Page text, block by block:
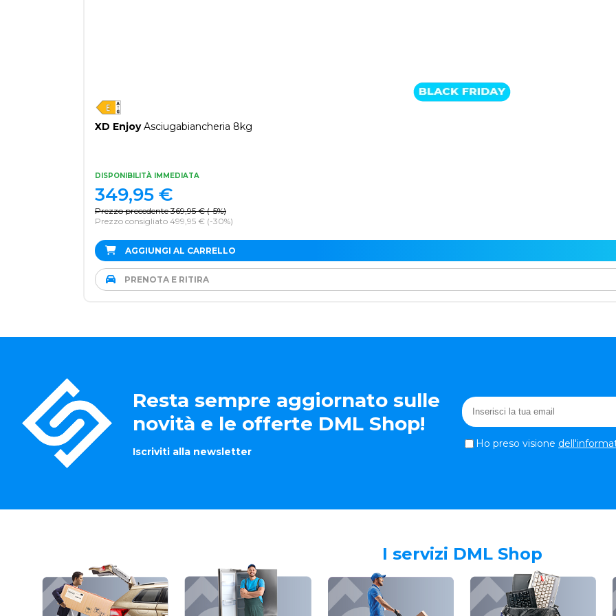
XD EnjoyAsciugabiancheria 8kg
DISPONIBILITÀ IMMEDIATA
Prezzo precedente 369,95 € (-5%)
Prezzo consigliato 499,95 € (-30%)
349,95 €
AGGIUNGI AL CARRELLO
PRENOTA E RITIRA
Resta sempre aggiornato sulle
novità e le offerte DML Shop!
Iscriviti alla newsletter
Ho preso visione
I servizi DML Shop